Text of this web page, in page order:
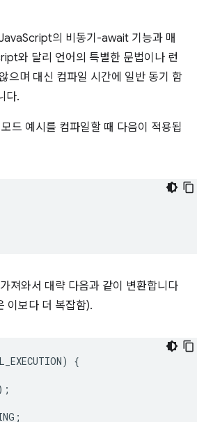
의 비동기-await 기능과 매
와 달리 언어의 특별한 문법이나 런
으며 대신 컴파일 시간에 일반 동기 함
다.
드 예시를 컴파일할 때 다음이 적용됩
져와서 대략 다음과 같이 변환합니다
이보다 더 복잡함).
)
{
;